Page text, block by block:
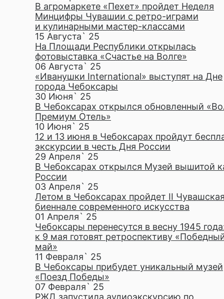
В агромаркете «Пехет» пройдет Неделя
Минцифры Чувашии с ретро-играми
и кулинарными мастер-классами
15 Августа` 25
На Площади Республики открылась
фотовыставка «Счастье на Волге»
06 Августа` 25
«Иванушки International» выступят на Дне
города Чебоксары
30 Июня` 25
В Чебоксарах открылся обновленный
Премиум Отель»
10 Июня` 25
12 и 13 июня в Чебоксарах пройдут
экскурсии в честь Дня России
29 Апреля` 25
В Чебоксарах открылся Музей вышитой
России
03 Апреля` 25
Летом в Чебоксарах пройдет II Чувашская
биеннале современного искусства
01 Апреля` 25
Чебоксары перенесутся в весну 1945
к 9 мая готовят ретроспективу
май»
11 Февраля` 25
В Чебоксары прибудет уникальный музей
«Поезд Победы»
07 Февраля` 25
РЖД запустила аудиоэкскурсию по